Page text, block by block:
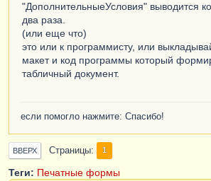
"ДополнительныеУсловия" выводится
два раза.
(или еще что)
это или к программисту, или
макет и код программы который
табличный документ.
если помогло нажмите: Спасибо!
ВВЕРХ Страницы 1
Теги: Печатные формы